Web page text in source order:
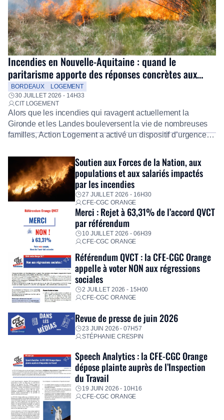
Incendies en Nouvelle-Aquitaine : quand le
paritarisme apporte des réponses concrètes aux
salariés
BORDEAUX
LOGEMENT
30 JUILLET 2026 - 14H33
CIT LOGEMENT
Alors que les incendies qui ravagent actuellement la
Gironde et les Landes bouleversent la vie de nombreuses
familles, Action Logement a activé un dispositif d’urgence
Fidèle à sa mission d’utilité sociale, le Groupe mobilise
immédiatement ses équipes afin de proposer un diagnostic
personnalisé, des aides financières pour faire face aux
premières dépenses, […]
Soutien aux Forces de la Nation, aux
populations et aux salariés impactés
par les incendies
27 JUILLET 2026 - 16H30
CFE-CGC ORANGE
Merci : Rejet à 63,31% de l’accord QVCT
par référendum
10 JUILLET 2026 - 06H39
CFE-CGC ORANGE
Référendum QVCT : la CFE-CGC Orange
appelle à voter NON aux régressions
sociales
2 JUILLET 2026 - 15H00
CFE-CGC ORANGE
Revue de presse de juin 2026
23 JUIN 2026 - 07H57
STÉPHANIE CRESPIN
Speech Analytics : la CFE-CGC Orange
dépose plainte auprès de l’Inspection
du Travail
19 JUIN 2026 - 10H16
CFE-CGC ORANGE